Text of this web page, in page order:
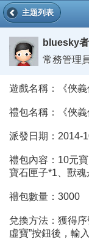
主題列表
bluesky者
常務管理
遊戲名稱：《俠義
禮包名稱：《俠
派發日期：2014-
禮包內容：10元
寶石匣子*1、獸魂
禮包數量：3000
兌換方法：獲得
虛寶”按鈕後，輸